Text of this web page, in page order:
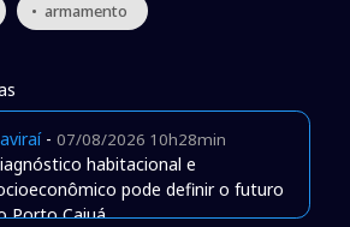
• armamento
- 07/08/2026 10h28min
habitacional e
pode definir o futuro
Porto Caiuá